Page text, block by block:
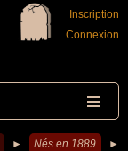
Inscription
Connexion
► Nés en 1889 ►